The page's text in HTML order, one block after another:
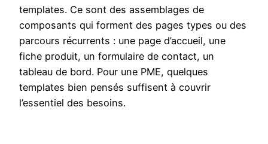
templates. Ce sont des assemblages de
composants qui forment des pages types ou des
parcours récurrents : une page d’accueil, une
fiche produit, un formulaire de contact, un
tableau de bord. Pour une PME, quelques
templates bien pensés suffisent à couvrir
l’essentiel des besoins.